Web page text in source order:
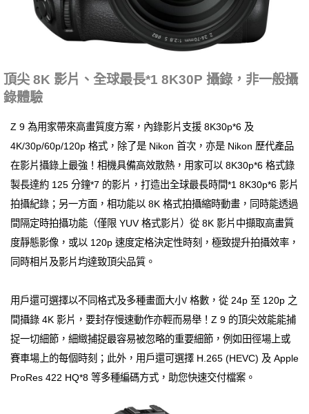
頂尖 8K 影片、全球最長*1 8K30P 攝錄，非一般攝
錄體驗
Z 9 為用家帶來高畫質度方案，內錄影片支援 8K30p*6 及
4K/30p/60p/120p 格式，除了是 Nikon 首次，亦是 Nikon 歷代產品
在影片攝錄上最強！相機具備高效散熱，用家可以 8K30p*6 格式錄
製長達約 125 分鐘*7 的影片，打造出全球最長時間*1 8K30p*6 影片
拍攝紀錄；另一方面，相功能以 8K 格式拍攝縮時動畫，同時能透過
間隔定時拍攝功能（僅限 YUV 格式影片）從 8K 影片中擷取高畫質
度靜態影像，或以 120p 速度定格決定性時刻，極致提升拍攝效率，
同時相片及影片均達致頂尖品質。
用戶還可選擇以不同格式及多種畫面大小/ 格數，從 24p 至 120p 之
間攝錄 4K 影片，要封存慢速動作亦輕而易舉！Z 9 的頂尖效能能捕
捉一切細節，細緻捕捉最容易被忽略的重要細節，例如田徑場上或
賽車場上的每個時刻；此外，用戶還可選擇 H.265 (HEVC) 及 Apple
ProRes 422 HQ*8 等多種編碼方式，助您快速交付檔案。